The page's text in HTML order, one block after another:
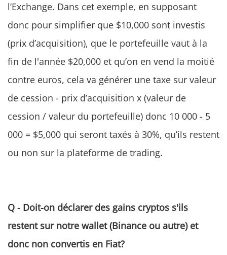
l’Exchange. Dans cet exemple, en supposant
donc pour simplifier que $10,000 sont investis
(prix d’acquisition), que le portefeuille vaut à la
fin de l'année $20,000 et qu’on en vend la moitié
contre euros, cela va générer une taxe sur valeur
de cession - prix d’acquisition x (valeur de
cession / valeur du portefeuille) donc 10 000 - 5
000 = $5,000 qui seront taxés à 30%, qu’ils restent
ou non sur la plateforme de trading.
Q - Doit-on déclarer des gains cryptos s'ils
restent sur notre wallet (Binance ou autre) et
donc non convertis en Fiat?